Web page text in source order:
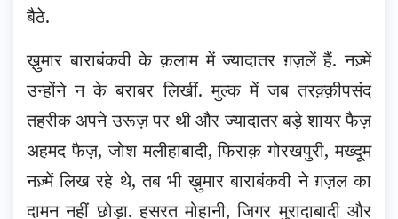
बैठे.
ख़ुमार बाराबंकवी के क़लाम में ज्यादातर ग़ज़लें हैं. नज़्में
उन्होंने न के बराबर लिखीं. मुल्क में जब तरक़्क़ीपसंद
तहरीक अपने उरूज़ पर थी और ज्यादातर बड़े शायर फैज़
अहमद फैज़, जोश मलीहाबादी, फिराक़ गोरखपुरी, मख्दूम
नज़्में लिख रहे थे, तब भी ख़ुमार बाराबंकवी ने ग़ज़ल का
दामन नहीं छोड़ा. हसरत मोहानी, जिगर मुरादाबादी और